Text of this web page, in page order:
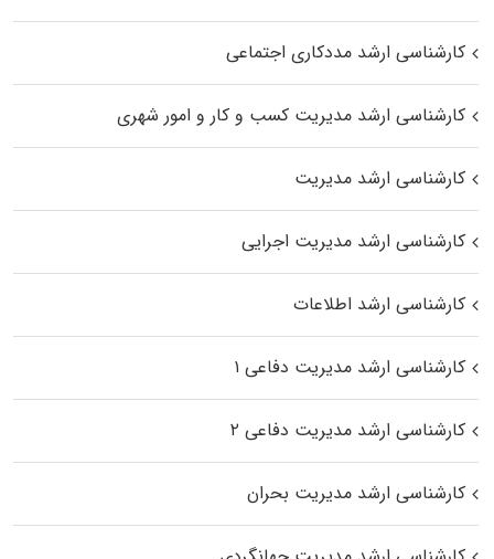
کارشناسی ارشد مددکاری اجتماعی
کارشناسی ارشد مدیریت کسب و کار و امور شهری
کارشناسی ارشد مدیریت
کارشناسی ارشد مدیریت اجرایی
کارشناسی ارشد اطلاعات
کارشناسی ارشد مدیریت دفاعی ۱
کارشناسی ارشد مدیریت دفاعی ۲
کارشناسی ارشد مدیریت بحران